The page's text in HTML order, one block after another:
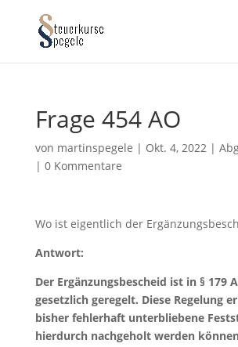
Frage 454 AO
von martinspegele | Okt. 4, 2022|
| 0 Kommentare
Wo ist eigentlich der
Antwort:
Der Ergänzungsbescheid ist in § 179
gesetzlich geregelt. Diese Regelung
bisher fehlerhaft unterbliebene
hierdurch nachgeholt werden